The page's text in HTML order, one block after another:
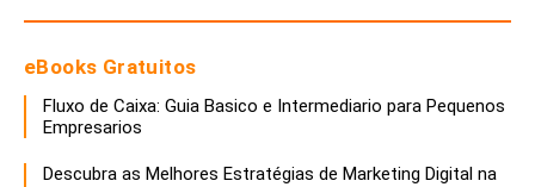
eBooks Gratuitos
Fluxo de Caixa: Guia Basico e Intermediario para Pequenos
Empresarios
Descubra as Melhores Estratégias de Marketing Digital na